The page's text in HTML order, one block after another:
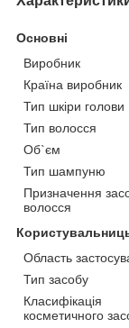
Основні
Виробник
Країна виробник
Тип шкіри голови
Тип волосся
Об`єм
Тип шампуню
Призначення
волосся
Область
Тип засобу
Класифікація
косметичного